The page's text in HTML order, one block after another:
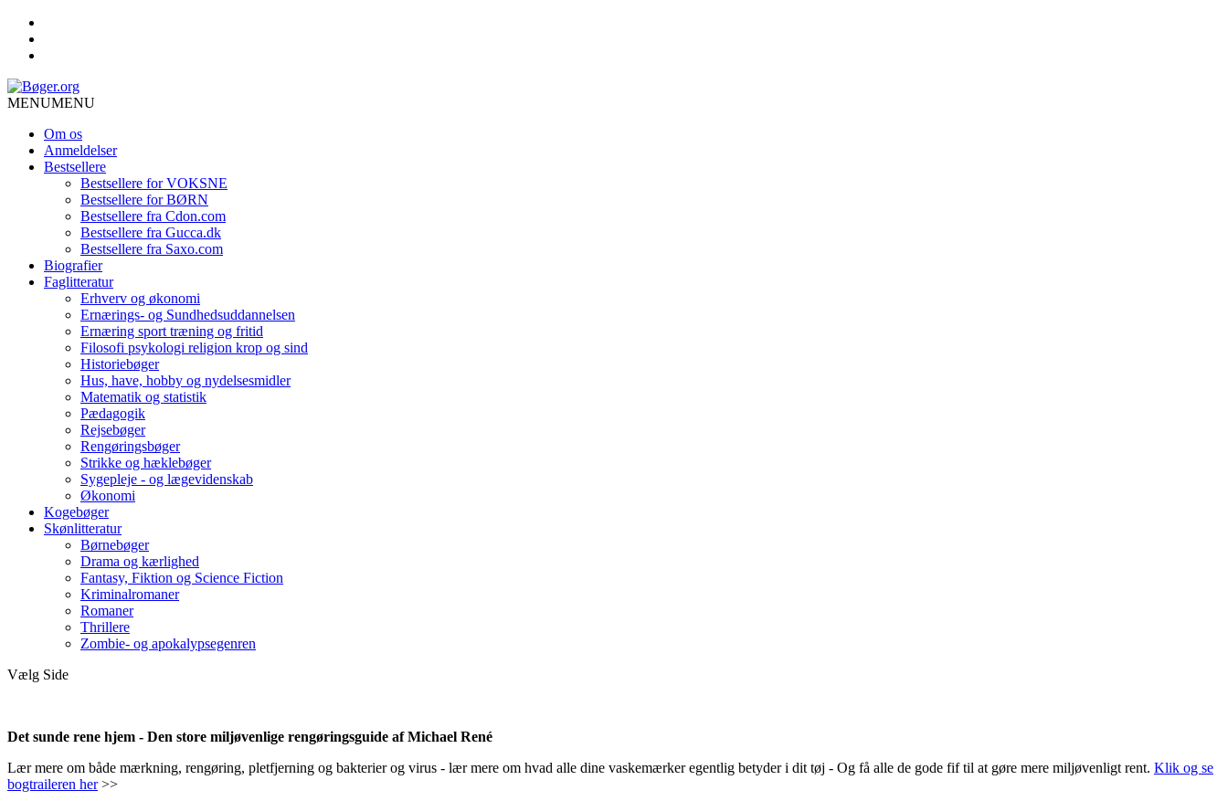
MENUMENU
Om os
Anmeldelser
Bestsellere
Bestsellere for VOKSNE
Bestsellere for BØRN
Bestsellere fra Cdon.com
Bestsellere fra Gucca.dk
Bestsellere fra Saxo.com
Biografier
Faglitteratur
Erhverv og økonomi
Ernærings- og Sundhedsuddannelsen
Ernæring sport træning og fritid
Filosofi psykologi religion krop og sind
Historiebøger
Hus, have, hobby og nydelsesmidler
Matematik og statistik
Pædagogik
Rejsebøger
Rengøringsbøger
Strikke og hæklebøger
Sygepleje - og lægevidenskab
Økonomi
Kogebøger
Skønlitteratur
Børnebøger
Drama og kærlighed
Fantasy, Fiktion og Science Fiction
Kriminalromaner
Romaner
Thrillere
Zombie- og apokalypsegenren
Vælg Side
Det sunde rene hjem - Den store miljøvenlige rengøringsguide af Michael René
Lær mere om både mærkning, rengøring, pletfjerning og bakterier og virus - lær mere om hvad alle dine vaskemærker egentlig betyder i dit tøj - Og få alle de gode fif til at gøre mere miljøvenligt rent. Klik og se
bogtraileren her>>